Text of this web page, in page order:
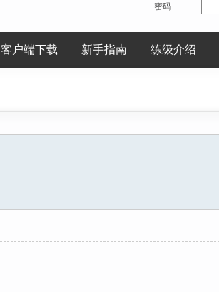
密码
客户端下载 新手指南 练级介绍